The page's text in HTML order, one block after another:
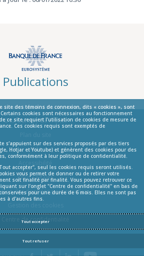
site des témoins de connexion, dits « cookies », sont
cookies sont nécessaires au fonctionnement
ce site requiert l’utilisation de cookies de mesure de
Ces cookies requis sont exemptés de
s’appuient sur des services proposés par des tiers
Hotjar et Youtube) et génèrent des cookies pour des
conformément à leur politique de confidentialité.
accepter", seul les cookies requis seront utilisés.
vous permet de donner ou de retirer votre
soit finalité par finalité. Vous pouvez retrouver ce
sur l’onglet "Centre de confidentialité" en bas de
pour une durée de 6 mois. Elles ne sont pas
à d'autres fins.
Tout accepter
Tout refuser
Publications
© La Banque de France
Aide
Infos Légales
des données personnelles
Centre de confidentialité